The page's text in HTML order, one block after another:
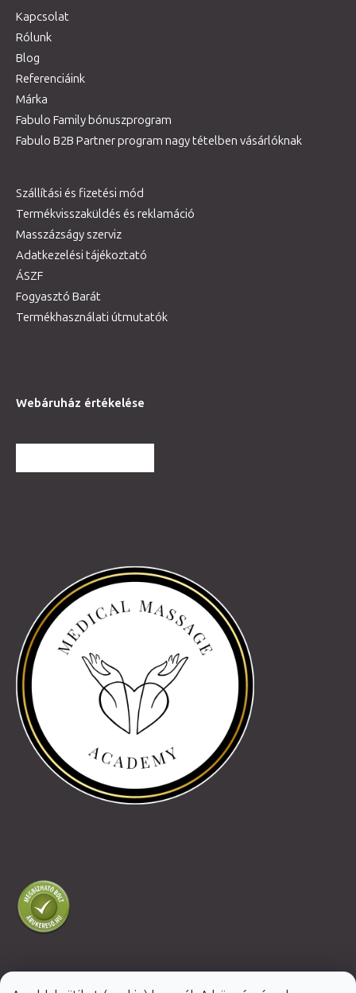
Kapcsolat
Rólunk
Blog
Referenciáink
Márka
Fabulo Family bónuszprogram
Fabulo B2B Partner program nagy tételben vásárlóknak
Szállítási és fizetési mód
Termékvisszaküldés és reklamáció
Masszázságy szerviz
Adatkezelési tájékoztató
ÁSZF
Fogyasztó Barát
Termékhasználati útmutatók
Webáruház értékelése